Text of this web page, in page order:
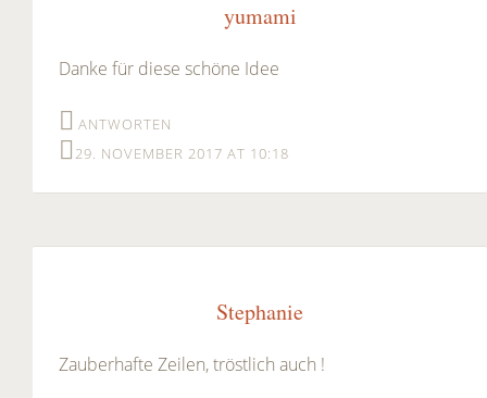
yumami
Danke für diese schöne Idee
ANTWORTEN
29. NOVEMBER 2017 AT 10:18
Stephanie
Zauberhafte Zeilen, tröstlich auch !